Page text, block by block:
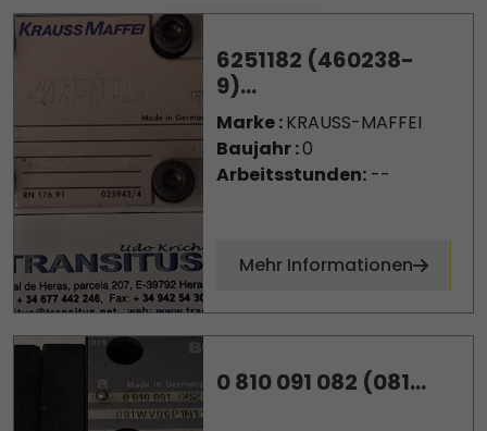
6251182 (460238-
9)...
Marke :KRAUSS-MAFFEI
Baujahr :0
Arbeitsstunden:--
Mehr Informationen
0 810 091 082 (081...